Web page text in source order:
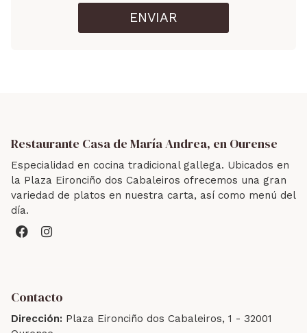
Restaurante Casa de María Andrea, en Ourense
Especialidad en cocina tradicional gallega. Ubicados en
la Plaza Eironciño dos Cabaleiros ofrecemos una gran
variedad de platos en nuestra carta, así como menú del
día.
Contacto
Dirección: Plaza Eironciño dos Cabaleiros, 1 - 32001